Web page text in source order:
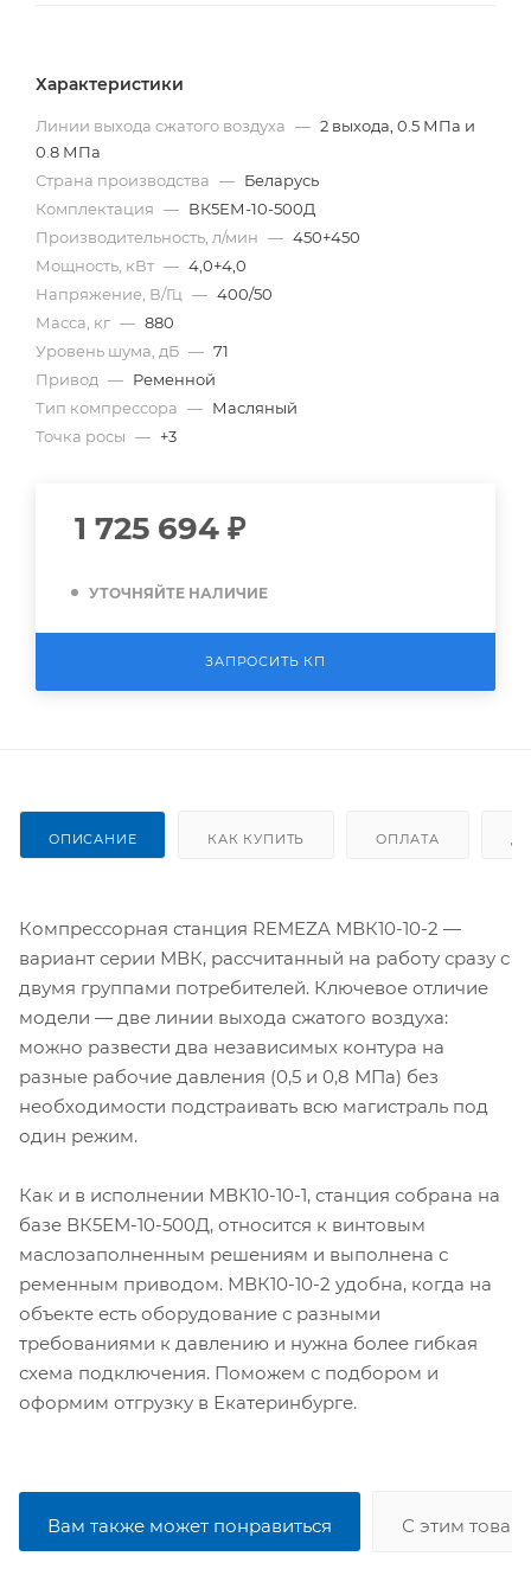
Характеристики
Линии выхода сжатого воздуха — 2 выхода, 0.5 МПа и
0.8 МПа
Страна производства — Беларусь
Комплектация — ВК5ЕМ-10-500Д
Производительность, л/мин — 450+450
Мощность, кВт — 4,0+4,0
Напряжение, В/Гц — 400/50
Масса, кг — 880
Уровень шума, дБ — 71
Привод — Ременной
Тип компрессора — Масляный
Точка росы — +3
1 725 694 ₽
УТОЧНЯЙТЕ НАЛИЧИЕ
ЗАПРОСИТЬ КП
ОПИСАНИЕ КАК КУПИТЬ ОПЛАТА
Компрессорная станция REMEZA МВК10-10-2 —
вариант серии МВК, рассчитанный на работу сразу с
двумя группами потребителей. Ключевое отличие
модели — две линии выхода сжатого воздуха:
можно развести два независимых контура на
разные рабочие давления (0,5 и 0,8 МПа) без
необходимости подстраивать всю магистраль под
один режим.
Как и в исполнении МВК10-10-1, станция собрана на
базе ВК5ЕМ-10-500Д, относится к винтовым
маслозаполненным решениям и выполнена с
ременным приводом. МВК10-10-2 удобна, когда на
объекте есть оборудование с разными
требованиями к давлению и нужна более гибкая
схема подключения. Поможем с подбором и
оформим отгрузку в Екатеринбурге.
Вам также может понравиться С этим